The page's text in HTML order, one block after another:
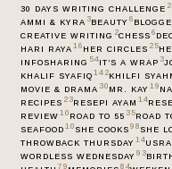
30 DAYS WRITING CHALLENGE
AMMI & KYRA 3BEAUTY 6
CREATIVE WRITING 2CHESS 6
HARI RAYA 16 HER CIRCLES 25
INFOSHARING 54IT’S A WRAP 3
KHALIF SYAFIQ 142KHILFI
MOVIE & DRAMA 30 MR. KAY 19
RECIPES 23RESEPI AYAM 14
REVIEW 10 ROAD TO 55 35ROAD
SEAFOOD 10 SHE COOKS 98 SHE
THROWBACK THURSDAY 14
WORDLESS WEDNESDAY 93
79 84